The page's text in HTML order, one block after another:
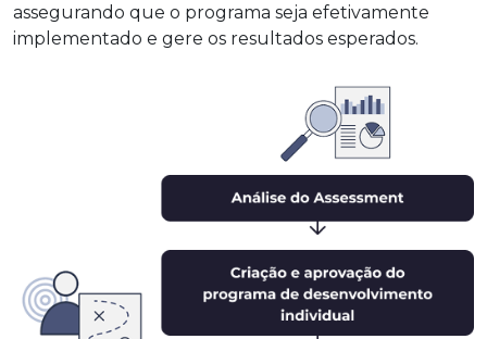
assegurando que o programa seja efetivamente
implementado e gere os resultados esperados.